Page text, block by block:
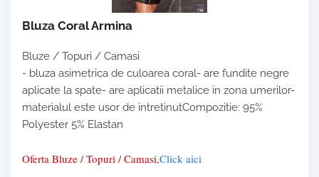
Bluza Coral Armina
Bluze / Topuri / Camasi
- bluza asimetrica de culoarea coral- are fundite negre
aplicate la spate- are aplicatii metalice in zona umerilor-
materialul este usor de intretinutCompozitie: 95%
Polyester 5% Elastan
Oferta Bluze / Topuri / Camasi,Click aici